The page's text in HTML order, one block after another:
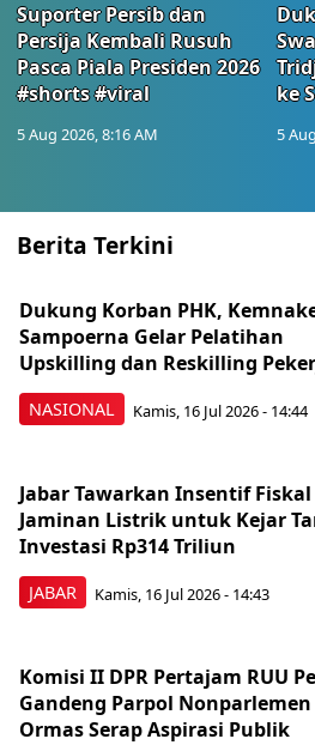
Suporter Persib dan
Persija Kembali Rusuh
Pasca Piala Presiden 2026
#shorts #viral
5 Aug 2026, 8:16 AM
ke
5
Berita Terkini
NASIONAL
Dukung Korban PHK,
Sampoerna Gelar Pelatihan
Upskilling dan Reskilling
Kamis, 16 Jul 2026 - 14:44
JABAR
Jabar Tawarkan Insentif
Jaminan Listrik untuk Kejar
Investasi Rp314 Triliun
Kamis, 16 Jul 2026 - 14:43
Komisi II DPR Pertajam RUU
Gandeng Parpol
Ormas Serap Aspirasi Publik